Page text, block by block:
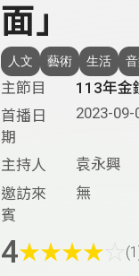
面」
人文 藝術 生活
主節目
113年金
首播日
期
2023-09-
主持人
袁永興
邀訪來
賓
無
4★★★★